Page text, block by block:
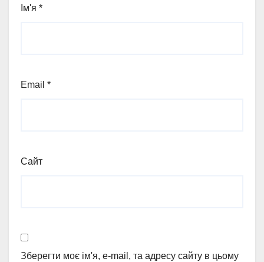
Ім'я *
Email *
Сайт
Зберегти моє ім'я, e-mail, та адресу сайту в цьому